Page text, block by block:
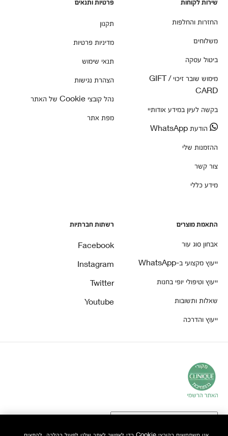
שירות לקוחות
החזרות והחלפות
משלוחים
ביטול עסקה
מימוש שובר זיכוי / GIFT
CARD
בקשה לעיון במידע אודותיי
הודעת WhatsApp
ההזמנות שלי
צור קשר
מידע כללי
פרטיות ותנאים
תקנון
מדיניות פרטיות
תנאי שימוש
הצהרת נגישות
נהל קובצי Cookie של האתר
מפת אתר
התאמת מוצרים
אבחון סוג עור
ייעוץ מקצועי ב-WhatsApp
ייעוץ וטיפולי יופי בחנות
שאלות ותשובות
ייעוץ והדרכה
רשתות חברתיות
Facebook
Instagram
Twitter
Youtube